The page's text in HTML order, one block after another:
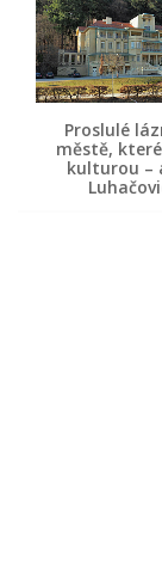
Proslulé
městě,
kulturou –